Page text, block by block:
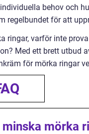
behov och
regelbundet för att
ringar, varför inte
Med ett brett utbud
för mörka ringar
mörka